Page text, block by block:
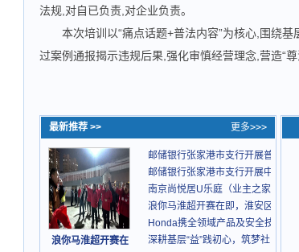
法规,对自已负责,对企业负责。
本次培训以“痛点话题+普法内容”为核心,围绕
过案例通报揭示违规后果,强化审慎经营理念,营造“尊
最新推荐 >> 更多>>>
浪你马淮超开赛在
邮储银行张家港市支行开展普法教育
邮储银行张家港市支行开展中医诊
南京尚悦居U乐庭（业主之家）正
浪你马淮超开赛在即，淮安区队蓄
Honda携全领域产品及安全技术成
深耕基层“益”践初心，筑梦社区共护